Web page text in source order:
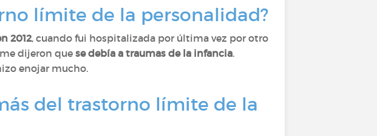
límite de la personalidad?
2012, cuando fui hospitalizada por última vez por otro
dijeron que se debía a traumas de la infancia.
enojar mucho.
del trastorno límite de la